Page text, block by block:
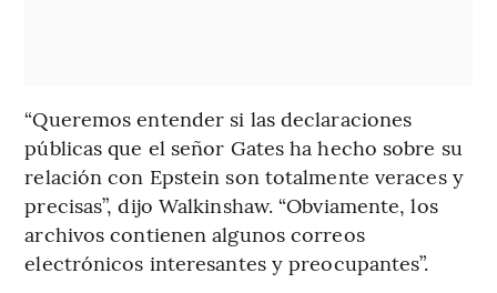
“Queremos entender si las declaraciones
públicas que el señor Gates ha hecho sobre su
relación con Epstein son totalmente veraces y
precisas”, dijo Walkinshaw. “Obviamente, los
archivos contienen algunos correos
electrónicos interesantes y preocupantes”.